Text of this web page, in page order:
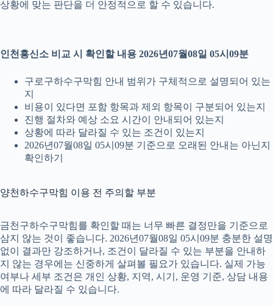
상황에 맞는 판단을 더 안정적으로 할 수 있습니다.
인천흥신소 비교 시 확인할 내용 2026년07월08일 05시09분
구로구하수구막힘 안내 범위가 구체적으로 설명되어 있는
지
비용이 있다면 포함 항목과 제외 항목이 구분되어 있는지
진행 절차와 예상 소요 시간이 안내되어 있는지
상황에 따라 달라질 수 있는 조건이 있는지
2026년07월08일 05시09분 기준으로 오래된 안내는 아닌지
확인하기
양천하수구막힘 이용 전 주의할 부분
금천구하수구막힘를 확인할 때는 너무 빠른 결정만을 기준으로
삼지 않는 것이 좋습니다. 2026년07월08일 05시09분 충분한 설명
없이 결과만 강조하거나, 조건이 달라질 수 있는 부분을 안내하
지 않는 경우에는 신중하게 살펴볼 필요가 있습니다. 실제 가능
여부나 세부 조건은 개인 상황, 지역, 시기, 운영 기준, 상담 내용
에 따라 달라질 수 있습니다.